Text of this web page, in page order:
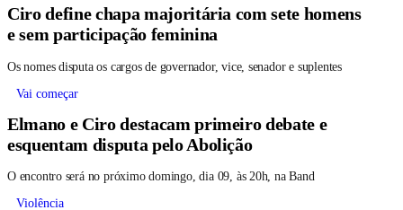
Ciro define chapa majoritária com sete homens
e sem participação feminina
Os nomes disputa os cargos de governador, vice, senador e suplentes
Vai começar
Elmano e Ciro destacam primeiro debate e
esquentam disputa pelo Abolição
O encontro será no próximo domingo, dia 09, às 20h, na Band
Violência